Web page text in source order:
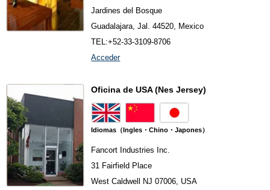
Jardines del Bosque
Guadalajara, Jal. 44520, Mexico
TEL:+52-33-3109-8706
Acceder
Oficina de USA (Nes Jersey)
Idiomas（Ingles・Chino・Japones）
Fancort Industries Inc.
31 Fairfield Place
West Caldwell NJ 07006, USA